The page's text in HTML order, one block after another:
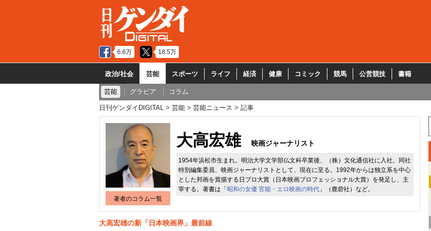
6.6万 18.5万
政治/社会 芸能 スポーツ ライフ 経済 健康 コミック 競馬 公営競技 書籍
芸能 グラビア コラム
日刊ゲンダイDIGITAL 芸能 芸能ニュース 記事
著者のコラム一覧
大高宏雄 映画ジャーナリスト
1954年浜松市生まれ。明治大学文学部仏文科卒業後、（株）文化通信社に入社。同社
特別編集委員、映画ジャーナリストとして、現在に至る。1992年からは独立系を中心
とした邦画を賞揚する日プロ大賞（日本映画プロフェッショナル大賞）を発足し、主
宰する。著書は「 昭和の女優 官能・エロ映画の時代 」（鹿砦社）など。
大高宏雄の新「日本映画界」最前線